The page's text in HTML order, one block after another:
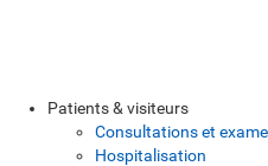
Patients & visiteurs
Consultations et
Hospitalisation